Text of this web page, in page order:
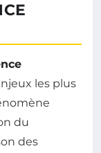
les plus
du
des